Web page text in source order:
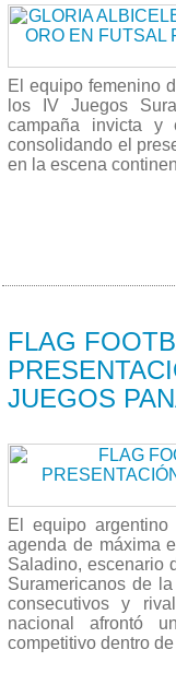
El equipo femenino
los IV Juegos
campaña invicta y
consolidando el
en la escena
FLAG
JUEGOS
El equipo
agenda de máxima
Saladino, escenario
Suramericanos de
consecutivos y
nacional afrontó
competitivo dentro